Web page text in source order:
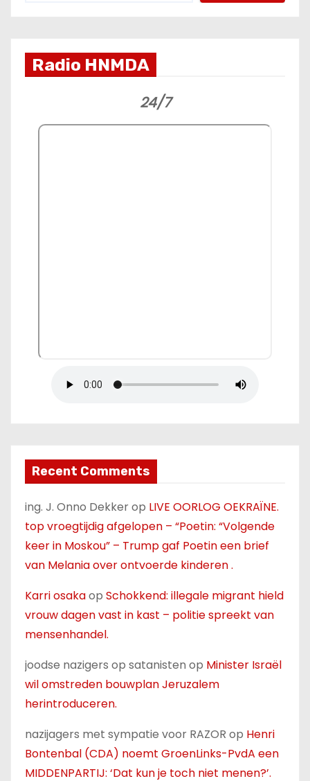
Radio HNMDA
24/7
Recent Comments
ing. J. Onno Dekkerop LIVE OORLOG OEKRAÏNE.
top vroegtijdig afgelopen – “Poetin: “Volgende
keer in Moskou” – Trump gaf Poetin een brief
van Melania over ontvoerde kinderen .
Karri osakaop Schokkend: illegale migrant hield
vrouw dagen vast in kast – politie spreekt van
mensenhandel.
joodse nazigers op satanisten op Minister Israël
wil omstreden bouwplan Jeruzalem
herintroduceren.
nazijagers met sympatie voor RAZOR op Henri
Bontenbal (CDA) noemt GroenLinks-PvdA een
MIDDENPARTIJ: ‘Dat kun je toch niet menen?’.